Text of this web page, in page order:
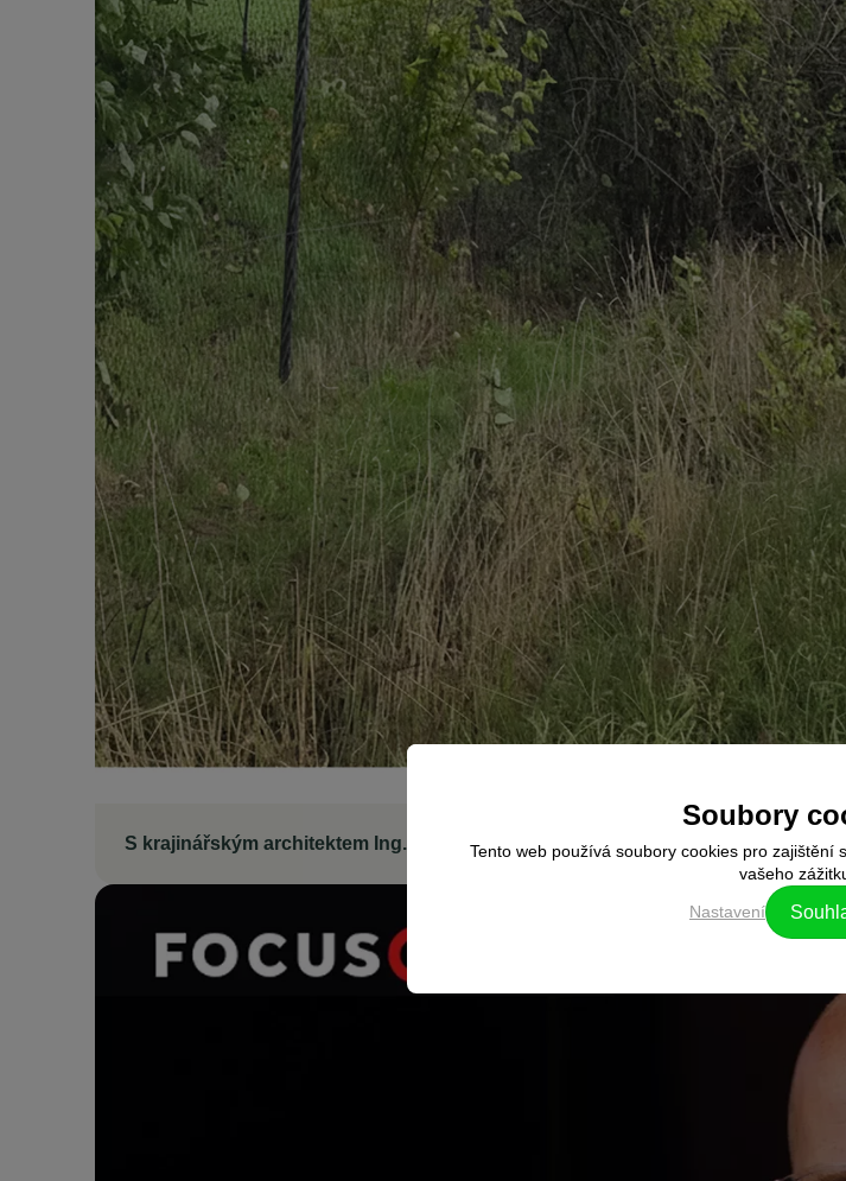
S krajinářským architektem Ing. Františkem Frolou
Soubory
Tento web používá soubory cookies pro zajištění
vašeho
Nastavení